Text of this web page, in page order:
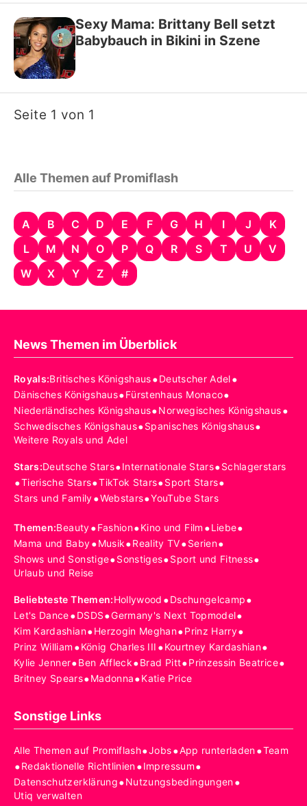
Sexy Mama: Brittany Bell setzt
Babybauch in Bikini in Szene
Seite 1 von 1
Alle Themen auf Promiflash
A B C D E F G H I J
K
L
M N O P Q R S T U
V
W
X Y Z #
News Themen im Überblick
Royals:Britisches Königshaus•Deutscher Adel•
Dänisches Königshaus•Fürstenhaus Monaco•
Niederländisches Königshaus•Norwegisches Königshaus•
Schwedisches Königshaus•Spanisches Königshaus•
Weitere Royals und Adel
Stars:Deutsche Stars•Internationale Stars•Schlagerstars
•Tierische Stars•TikTok Stars•Sport Stars•
Stars und Family•Webstars•YouTube Stars
Themen:Beauty•Fashion•Kino und Film •Liebe•
Mama und Baby•Musik•Reality TV•Serien•
Shows und Sonstige•Sonstiges•Sport und Fitness•
Urlaub und Reise
Beliebteste Themen:Hollywood •Dschungelcamp•
Let's Dance•DSDS•Germany's Next Topmodel•
Kim Kardashian•Herzogin Meghan•Prinz Harry•
Prinz William •König Charles III •Kourtney Kardashian•
Kylie Jenner•Ben Affleck•Brad Pitt•Prinzessin Beatrice•
Britney Spears•Madonna•Katie Price
Sonstige Links
Alle Themen auf Promiflash•Jobs•App runterladen•Team
•Redaktionelle Richtlinien•Impressum•
Datenschutzerklärung•Nutzungsbedingungen•
Utiq verwalten